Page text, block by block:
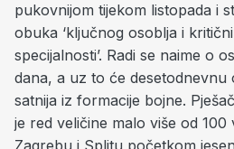
pukovnijom tijekom listopada i
obuka ‘ključnog osoblja i
specijalnosti’. Radi se naime o
dana, a uz to će
satnija iz formacije bojne.
je red veličine malo više od 100
Zagrebu i Splitu početkom